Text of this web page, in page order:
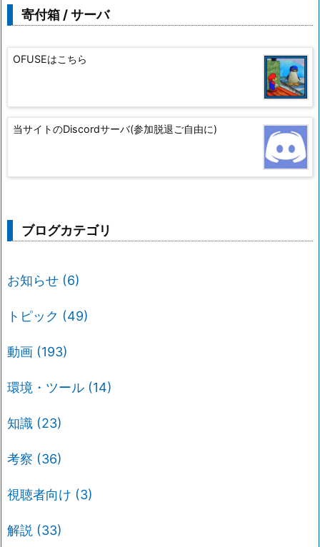
寄付箱 / サーバ
OFUSEはこちら
当サイトのDiscordサーバ(参加脱退ご自由に)
ブログカテゴリ
お知らせ (6)
トピック (49)
動画 (193)
環境・ツール (14)
知識 (23)
考察 (36)
視聴者向け (3)
解説 (33)